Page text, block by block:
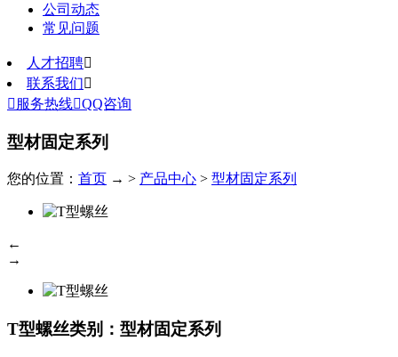
公司动态
常见问题
人才招聘
联系我们
 服务热线QQ咨询
型材固定系列
您的位置： 首页 → > 产品中心 > 型材固定系列
←
→
T型螺丝类别：型材固定系列